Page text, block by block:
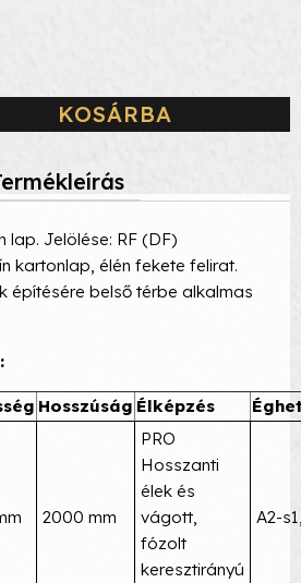
KOSÁRBA
Jelölése: RF (DF)
kartonlap, élén fekete felirat.
építésére belső térbe alkalmas
Hosszúság Élképzés
2000 mm
PRO
Hosszanti
élek és
vágott,
fózolt
keresztirányú
A2-